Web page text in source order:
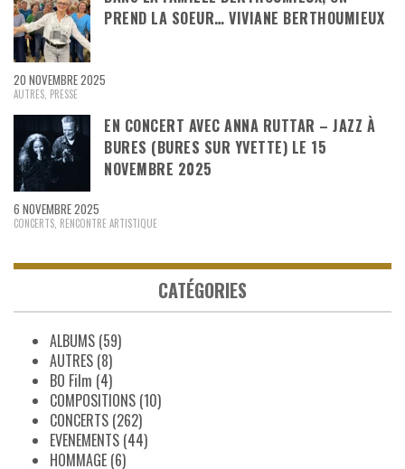
PREND LA SOEUR… VIVIANE BERTHOUMIEUX
20 NOVEMBRE 2025
AUTRES PRESSE
EN CONCERT AVEC ANNA RUTTAR – JAZZ À
BURES (BURES SUR YVETTE) LE 15
NOVEMBRE 2025
6 NOVEMBRE 2025
CONCERTS RENCONTRE ARTISTIQUE
CATÉGORIES
ALBUMS (59)
AUTRES (8)
BO Film (4)
COMPOSITIONS (10)
CONCERTS (262)
EVENEMENTS (44)
HOMMAGE (6)